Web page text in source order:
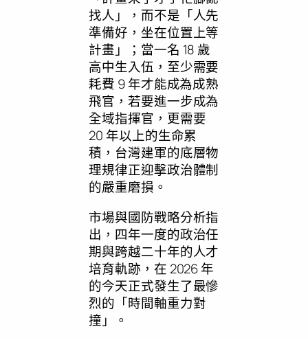
找人」，而不是「人先
準備好，坐在位置上等
計畫」；當一名 18 歲
高中生入伍，至少需要
耗費 9 年才能成為成熟
飛官，若要進一步成為
全域指揮官，更需要
20 年以上的生命累
積，台灣建軍的底層物
理規律正迎擊政治體制
的嚴重磨損。
市場與國防戰略分析指
出，四年一度的政治任
期與跨越二十年的人才
培育軌跡，在 2026 年
的今天正式發生了最慘
烈的「時間軸重力對
撞」。